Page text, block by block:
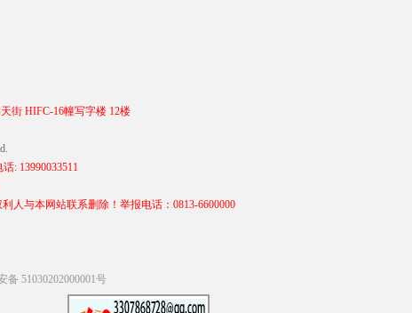
街 HIFC-16幢写字楼 12楼
: 13990033511
人与本网站联系删除！举报电话：0813-6600000
备 51030202000001号